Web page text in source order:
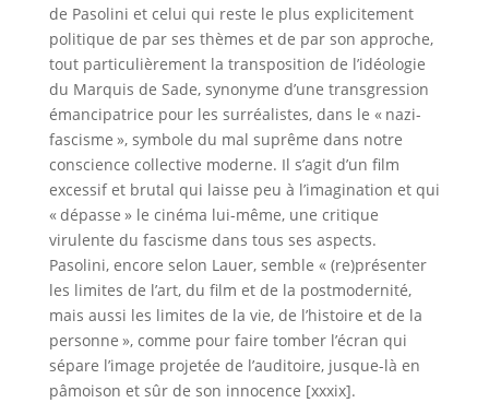
de Pasolini et celui qui reste le plus explicitement
politique de par ses thèmes et de par son approche,
tout particulièrement la transposition de l’idéologie
du Marquis de Sade, synonyme d’une transgression
émancipatrice pour les surréalistes, dans le « nazi-
fascisme », symbole du mal suprême dans notre
conscience collective moderne. Il s’agit d’un film
excessif et brutal qui laisse peu à l’imagination et qui
« dépasse » le cinéma lui-même, une critique
virulente du fascisme dans tous ses aspects.
Pasolini, encore selon Lauer, semble « (re)présenter
les limites de l’art, du film et de la postmodernité,
mais aussi les limites de la vie, de l’histoire et de la
personne », comme pour faire tomber l’écran qui
sépare l’image projetée de l’auditoire, jusque-là en
pâmoison et sûr de son innocence [xxxix].